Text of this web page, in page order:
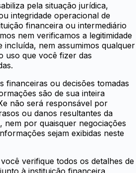
pela situação jurídica,
integridade operacional de
financeira ou intermediário
nem verificamos a legitimidade
incluída, nem assumimos qualquer
uso que você fizer das
financeiras ou decisões tomadas
são de sua inteira
não será responsável por
ou danos resultantes da
nem por quaisquer negociações
sejam exibidas neste
verifique todos os detalhes de